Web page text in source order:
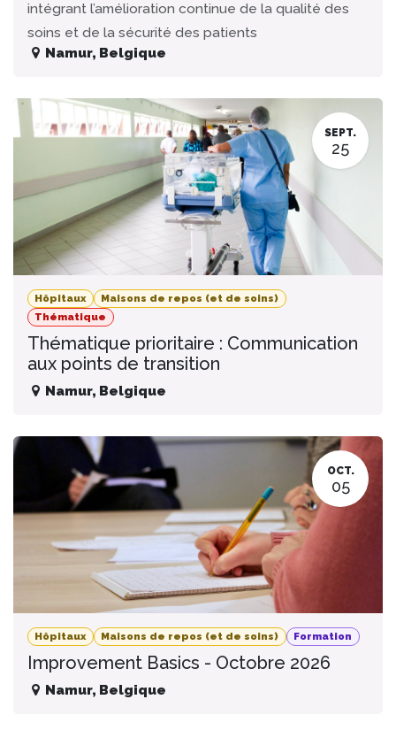
intégrant l’amélioration continue de la qualité des
soins et de la sécurité des patients
Namur, Belgique
SEPT.
25
Hôpitaux
Maisons de repos (et de soins)
Thématique
Thématique prioritaire : Communication
aux points de transition
Namur, Belgique
OCT.
05
Hôpitaux Maisons de repos (et de soins) Formation
Improvement Basics - Octobre 2026
Namur, Belgique